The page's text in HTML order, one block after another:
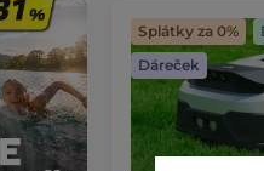
Splátky za 0%
Dáreček